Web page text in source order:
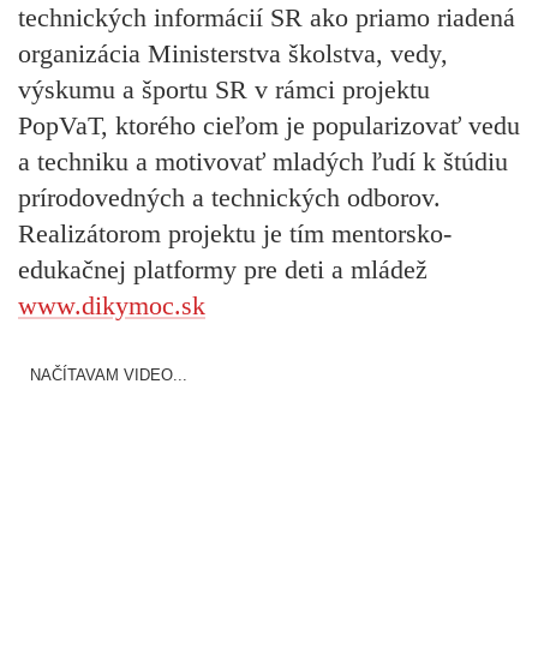
technických informácií SR ako priamo riadená
organizácia Ministerstva školstva, vedy,
výskumu a športu SR v rámci projektu
PopVaT, ktorého cieľom je popularizovať vedu
a techniku a motivovať mladých ľudí k štúdiu
prírodovedných a technických odborov.
Realizátorom projektu je tím mentorsko-
edukačnej platformy pre deti a mládež
www.dikymoc.sk
NAČÍTAVAM VIDEO...